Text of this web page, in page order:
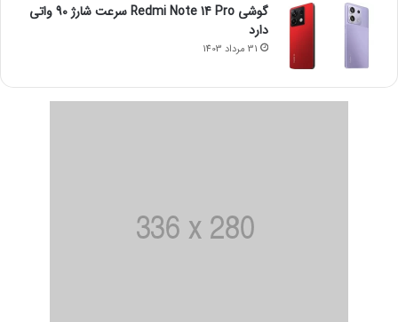
گوشی Redmi Note 14 Pro سرعت شارژ 90 واتی
دارد
31 مرداد 1403